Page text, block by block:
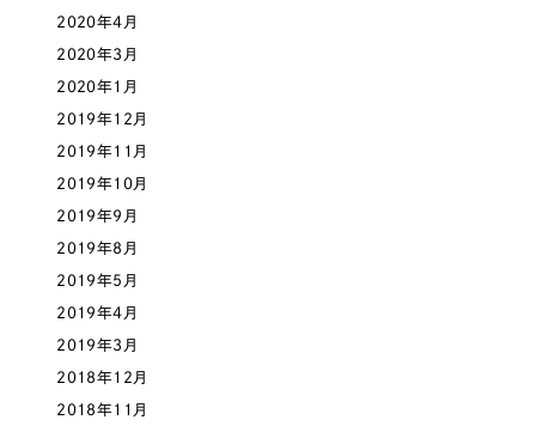
2020年4月
2020年3月
2020年1月
2019年12月
2019年11月
2019年10月
2019年9月
2019年8月
2019年5月
2019年4月
2019年3月
2018年12月
2018年11月